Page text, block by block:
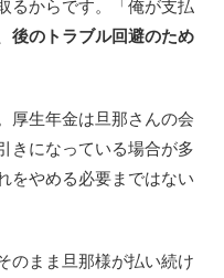
るからです。「俺が支払
後のトラブル回避のため
厚生年金は旦那さんの会
きになっている場合が多
をやめる必要まではない
のまま旦那様が払い続け